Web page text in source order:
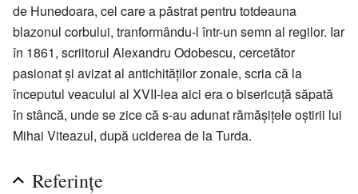
de Hunedoara, cel care a păstrat pentru totdeauna
blazonul corbului, tranformându-l într-un semn al regilor. Iar
în 1861, scriitorul Alexandru Odobescu, cercetător
pasionat şi avizat al antichităţilor zonale, scria că la
începutul veacului al XVII-lea aici era o bisericuţă săpată
în stâncă, unde se zice că s-au adunat rămăşiţele oştirii lui
Mihai Viteazul, după uciderea de la Turda.
Referințe